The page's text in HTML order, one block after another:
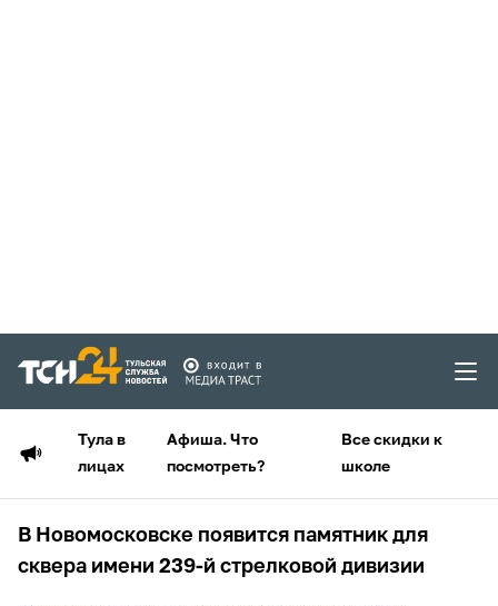
Тула в
лицах
Афиша. Что
посмотреть?
Все скидки к
школе
В Новомосковске появится памятник для
сквера имени 239-й стрелковой дивизии